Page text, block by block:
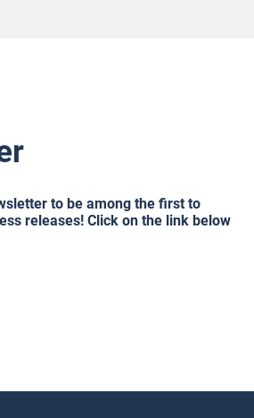
to be among the first to
releases! Click on the link below